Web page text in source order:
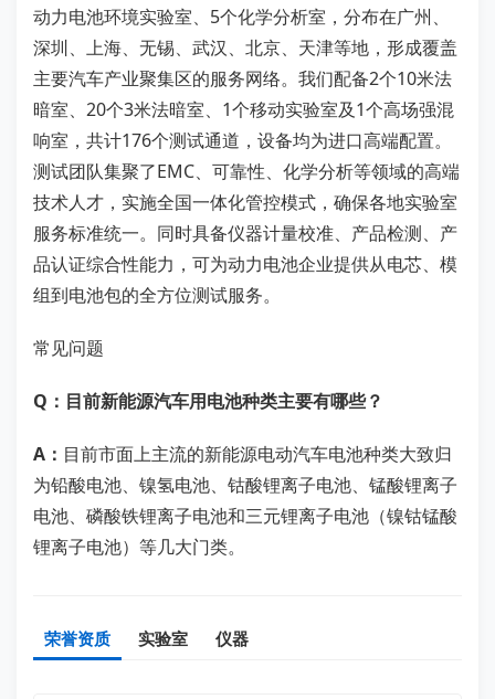
动力电池环境实验室、5个化学分析室，分布在广州、
深圳、上海、无锡、武汉、北京、天津等地，形成覆盖
主要汽车产业聚集区的服务网络。我们配备2个10米法
暗室、20个3米法暗室、1个移动实验室及1个高场强混
响室，共计176个测试通道，设备均为进口高端配置。
测试团队集聚了EMC、可靠性、化学分析等领域的高端
技术人才，实施全国一体化管控模式，确保各地实验室
服务标准统一。同时具备仪器计量校准、产品检测、产
品认证综合性能力，可为动力电池企业提供从电芯、模
组到电池包的全方位测试服务。
常见问题
Q：目前新能源汽车用电池种类主要有哪些？
A： 目前市面上主流的新能源电动汽车电池种类大致归
为铅酸电池、镍氢电池、钴酸锂离子电池、锰酸锂离子
电池、磷酸铁锂离子电池和三元锂离子电池（镍钴锰酸
锂离子电池）等几大门类。
荣誉资质 实验室 仪器